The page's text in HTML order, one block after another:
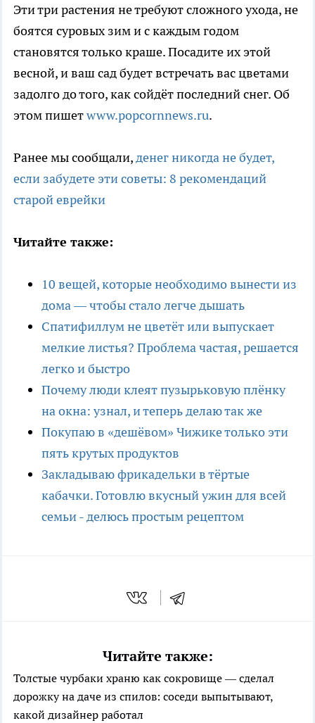
Эти три растения не требуют сложного ухода, не
боятся суровых зим и с каждым годом
становятся только краше. Посадите их этой
весной, и ваш сад будет встречать вас цветами
задолго до того, как сойдёт последний снег. Об
этом пишетwww.popcornnews.ru.
Ранее мы сообщали,денег никогда не будет,
если забудете эти советы: 8 рекомендаций
старой еврейки
Читайте также:
10 вещей, которые необходимо вынести из
дома — чтобы стало легче дышать
Спатифиллум не цветёт или выпускает
мелкие листья? Проблема частая, решается
легко и быстро
Почему люди клеят пузырьковую плёнку
на окна: узнал, и теперь делаю так же
Покупаю в «дешёвом» Чижике только эти
пять крутых продуктов
Закладываю фрикадельки в тёртые
кабачки. Готовлю вкусный ужин для всей
семьи - делюсь простым рецептом
Читайте также:
Толстые чурбаки храню как сокровище — сделал
дорожку на даче из спилов: соседи выпытывают,
какой дизайнер работал